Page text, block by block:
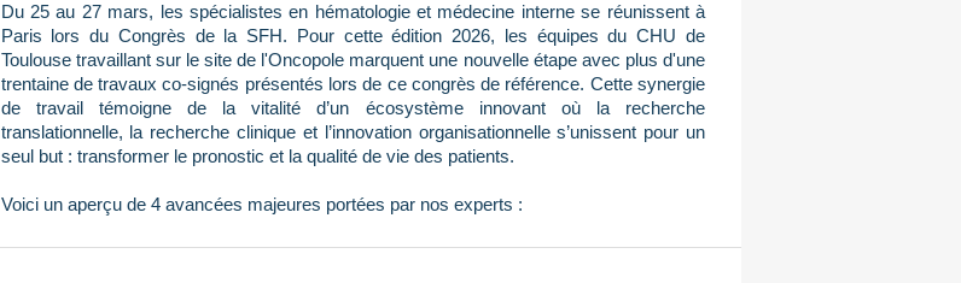
Du 25 au 27 mars, les spécialistes en hématologie et médecine interne se réunissent à
Paris lors du Congrès de la SFH. Pour cette édition 2026, les équipes du CHU de
Toulouse travaillant sur le site de l'Oncopole marquent une nouvelle étape avec plus d'une
trentaine de travaux co-signés présentés lors de ce congrès de référence. Cette synergie
de travail témoigne de la vitalité d’un écosystème innovant où la recherche
translationnelle, la recherche clinique et l’innovation organisationnelle s’unissent pour un
seul but : transformer le pronostic et la qualité de vie des patients.
Voici un aperçu de 4 avancées majeures portées par nos experts :